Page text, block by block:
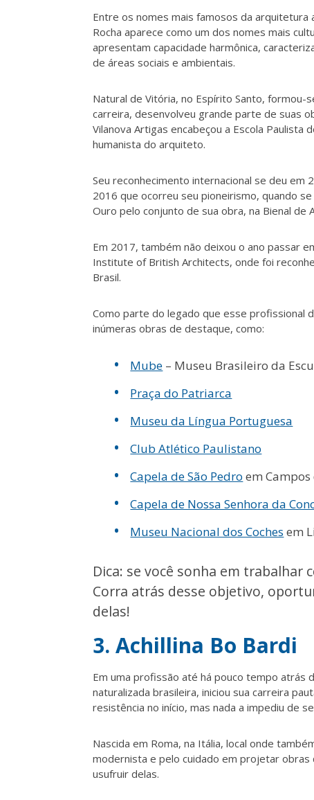
Entre os nomes mais famosos da arquitetura
Rocha aparece como um dos nomes mais
apresentam capacidade harmônica,
de áreas sociais eambientais.
Natural de Vitória, no Espírito Santo, formou-
carreira, desenvolveu grande parte de suas
Vilanova Artigas encabeçou a Escola
humanista do arquiteto.
Seu reconhecimento internacional se deu
2016 que ocorreu seu pioneirismo, quando
Ouro pelo conjunto de sua obra, na Bienal de
Em 2017, também não deixou o ano passar
Institute of British Architects, onde foi
Brasil.
Como parte do legado que esse profissional
inúmeras obras de destaque, como:
Mube – Museu Brasileiro da
Praça do Patriarca
Museu da Língua Portuguesa
Club Atlético Paulistano
Capela de São Pedro em Campos
Capela de Nossa Senhora da
Museu Nacional dos Coches em
Dica: se você sonha em trabalhar
Corra atrás desse objetivo,
delas!
3. Achillina Bo Bardi
Em uma profissão até há pouco tempo atrás
naturalizada brasileira, iniciou sua carreira
resistência no início, mas nada a impediu de
Nascida em Roma, na Itália, local onde
modernista e pelo cuidado em projetar
usufruir delas.